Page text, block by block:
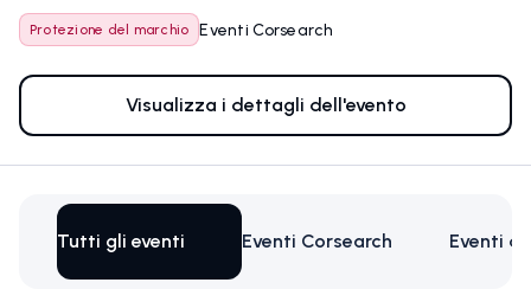
Protezione del marchio Eventi Corsearch
Visualizza i dettagli dell'evento
Tutti gli eventi Eventi Corsearch Eventi